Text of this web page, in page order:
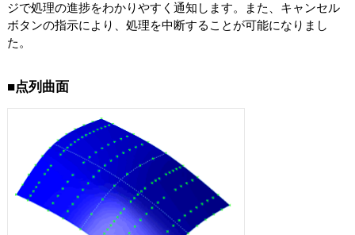
ジで処理の進捗をわかりやすく通知します。また、キャンセル
ボタンの指示により、処理を中断することが可能になりまし
た。
■点列曲面